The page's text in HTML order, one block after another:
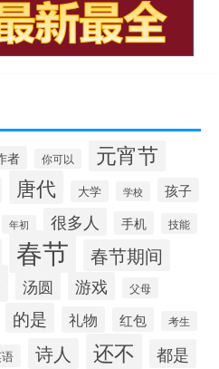
者 你可以 元宵节
唐代 大学 学校 孩子
年初 很多人 手机 技能
春节 春节期间
汤圆 游戏 父母
的是 礼物 红包 考生
诗人 还不 都是